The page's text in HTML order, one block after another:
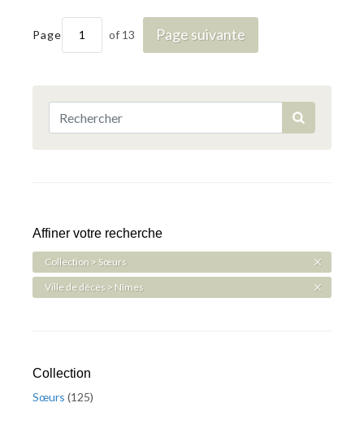
Page of 13 Page suivante
Affiner votre recherche
Collection > Sœurs
Ville de décès > Nîmes
Collection
Sœurs (125)